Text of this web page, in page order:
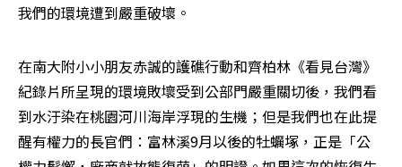
我們的環境遭到嚴重破壞。
在南大附小小朋友赤誠的護礁行動和齊柏林《看見台灣》
紀錄片所呈現的環境敗壞受到公部門嚴重關切後，我們看
到水汙染在桃園河川海岸浮現的生機；但是我們也在此提
醒有權力的長官們：富林溪9月以後的牡蠣塚，正是「公